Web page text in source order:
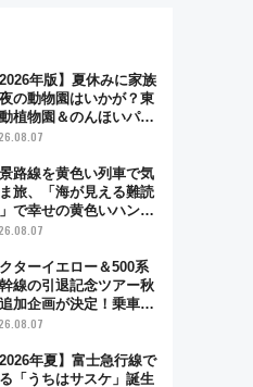
2026年版】夏休みに家族
の動物園はいかが？東
植物園＆のんほいパー
ナイトZOO」開催情報
路線を黄色い列車で気
旅、「海が見える難読
で幸せの黄色いハンカ
願いを 「新・鉄道ひ
島原鉄道」
クターイエロー＆500系
線の引退記念ツアー秋
加企画が決定！乗車体
グッズ・ホテル情報ま
2026年夏】富士急行線で
「うちはサスケ」誕生